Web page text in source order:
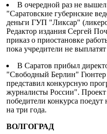
В очередной раз не
"Саратовские губернские
деньги ГУП "Ликсар"
Редактор издания Сергей
приказ о приостановке
пока учредители не
В Саратов прибыл
"Свободный Берлин"
представил конкурсную
журналисты России". Проект
победители конкурса
на три года.
ВОЛГОГРАД